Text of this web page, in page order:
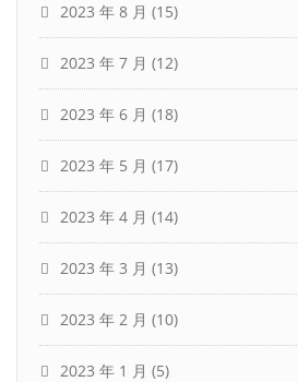
2023 年 8 月 (15)
2023 年 7 月 (12)
2023 年 6 月 (18)
2023 年 5 月 (17)
2023 年 4 月 (14)
2023 年 3 月 (13)
2023 年 2 月 (10)
2023 年 1 月 (5)